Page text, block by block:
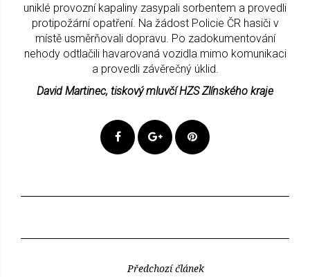
uniklé provozní kapaliny zasypali sorbentem a provedli
protipožární opatření. Na žádost Policie ČR hasiči v
místě usměrňovali dopravu. Po zadokumentování
nehody odtlačili havarovaná vozidla mimo komunikaci
a provedli závěrečný úklid.
David Martinec, tiskový mluvčí HZS Zlínského kraje
Předchozí článek